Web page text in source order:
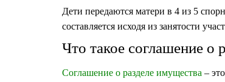
Дети передаются матери в 4 из 5
составляется исходя из занятости
Что такое соглашение о
Соглашение о разделе имущества –